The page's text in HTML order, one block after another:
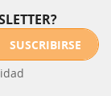
SUSCRIBIRSE